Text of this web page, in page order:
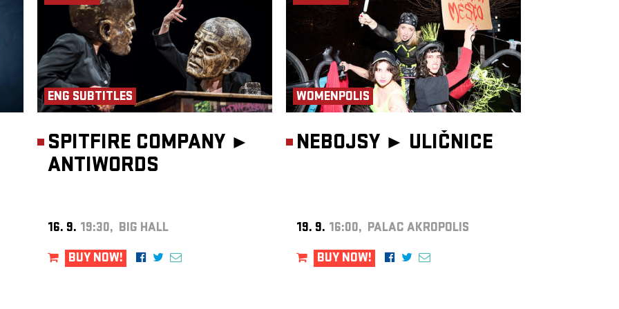
trên
ENG SUBTITLES
SPITFIRE COMPANY ►
ANTIWORDS
16. 9. 19:30, BIG HALL
BUY NOW!
WOMENPOLIS
NEBOJSY ► ULIČNICE
19. 9. 16:00, PALAC AKROPOLIS
BUY NOW!